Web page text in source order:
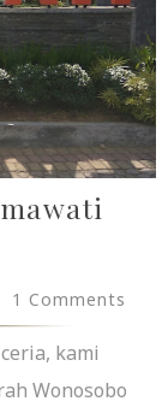
1 Comments
kami
Wonosobo